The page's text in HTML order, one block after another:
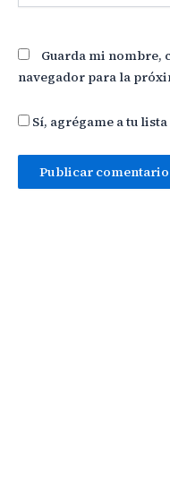
Guarda mi nombre,
navegador para la
Sí, agrégame a tu